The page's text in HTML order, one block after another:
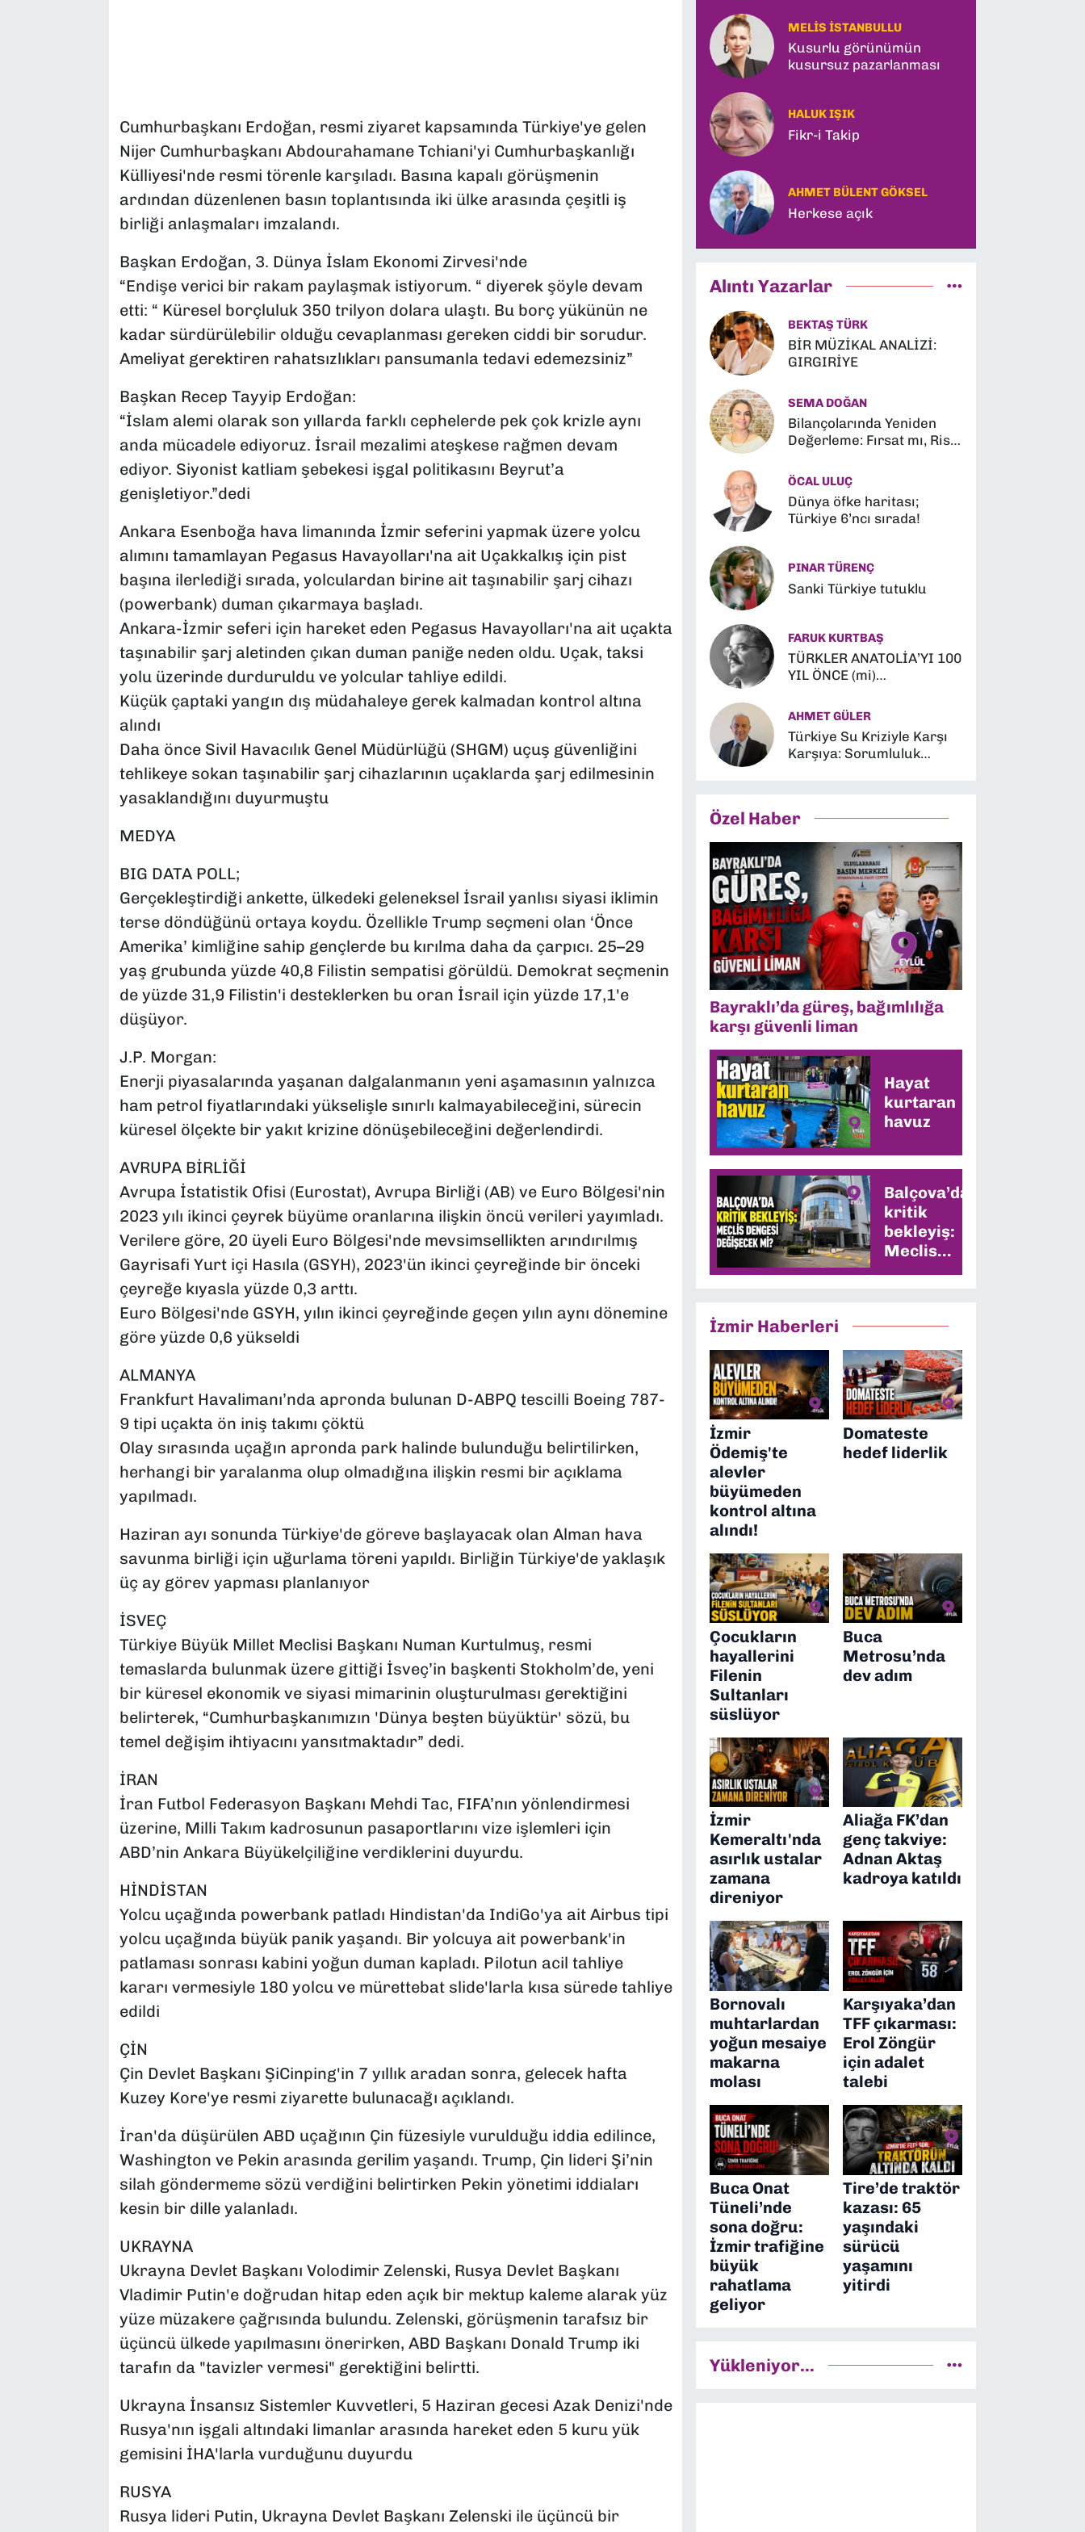
Cumhurbaşkanı Erdoğan, resmi ziyaret kapsamında Türkiye'ye gelen
Nijer Cumhurbaşkanı Abdourahamane Tchiani'yi Cumhurbaşkanlığı
Külliyesi'nde resmi törenle karşıladı. Basına kapalı görüşmenin
ardından düzenlenen basın toplantısında iki ülke arasında çeşitli iş
birliği anlaşmaları imzalandı.
Başkan Erdoğan, 3. Dünya İslam Ekonomi Zirvesi'nde
“Endişe verici bir rakam paylaşmak istiyorum. “ diyerek şöyle devam
etti: “ Küresel borçluluk 350 trilyon dolara ulaştı. Bu borç yükünün ne
kadar sürdürülebilir olduğu cevaplanması gereken ciddi bir sorudur.
Ameliyat gerektiren rahatsızlıkları pansumanla tedavi edemezsiniz”
Başkan Recep Tayyip Erdoğan:
“İslam alemi olarak son yıllarda farklı cephelerde pek çok krizle aynı
anda mücadele ediyoruz. İsrail mezalimi ateşkese rağmen devam
ediyor. Siyonist katliam şebekesi işgal politikasını Beyrut’a
genişletiyor.”dedi
Ankara Esenboğa hava limanında İzmir seferini yapmak üzere yolcu
alımını tamamlayan Pegasus Havayolları'na ait Uçakkalkış için pist
başına ilerlediği sırada, yolculardan birine ait taşınabilir şarj cihazı
(powerbank) duman çıkarmaya başladı.
Ankara-İzmir seferi için hareket eden Pegasus Havayolları'na ait uçakta
taşınabilir şarj aletinden çıkan duman paniğe neden oldu. Uçak, taksi
yolu üzerinde durduruldu ve yolcular tahliye edildi.
Küçük çaptaki yangın dış müdahaleye gerek kalmadan kontrol altına
alındı
Daha önce Sivil Havacılık Genel Müdürlüğü (SHGM) uçuş güvenliğini
tehlikeye sokan taşınabilir şarj cihazlarının uçaklarda şarj edilmesinin
yasaklandığını duyurmuştu
MEDYA
BIG DATA POLL;
Gerçekleştirdiği ankette, ülkedeki geleneksel İsrail yanlısı siyasi iklimin
terse döndüğünü ortaya koydu. Özellikle Trump seçmeni olan ‘Önce
Amerika’ kimliğine sahip gençlerde bu kırılma daha da çarpıcı. 25–29
yaş grubunda yüzde 40,8 Filistin sempatisi görüldü. Demokrat seçmenin
de yüzde 31,9 Filistin'i desteklerken bu oran İsrail için yüzde 17,1'e
düşüyor.
J.P. Morgan:
Enerji piyasalarında yaşanan dalgalanmanın yeni aşamasının yalnızca
ham petrol fiyatlarındaki yükselişle sınırlı kalmayabileceğini, sürecin
küresel ölçekte bir yakıt krizine dönüşebileceğini değerlendirdi.
AVRUPA BİRLİĞİ
Avrupa İstatistik Ofisi (Eurostat), Avrupa Birliği (AB) ve Euro Bölgesi'nin
2023 yılı ikinci çeyrek büyüme oranlarına ilişkin öncü verileri yayımladı.
Verilere göre, 20 üyeli Euro Bölgesi'nde mevsimsellikten arındırılmış
Gayrisafi Yurt içi Hasıla (GSYH), 2023'ün ikinci çeyreğinde bir önceki
çeyreğe kıyasla yüzde 0,3 arttı.
Euro Bölgesi'nde GSYH, yılın ikinci çeyreğinde geçen yılın aynı dönemine
göre yüzde 0,6 yükseldi
ALMANYA
Frankfurt Havalimanı’nda apronda bulunan D-ABPQ tescilli Boeing 787-
9 tipi uçakta ön iniş takımı çöktü
Olay sırasında uçağın apronda park halinde bulunduğu belirtilirken,
herhangi bir yaralanma olup olmadığına ilişkin resmi bir açıklama
yapılmadı.
Haziran ayı sonunda Türkiye'de göreve başlayacak olan Alman hava
savunma birliği için uğurlama töreni yapıldı. Birliğin Türkiye'de yaklaşık
üç ay görev yapması planlanıyor
İSVEÇ
Türkiye Büyük Millet Meclisi Başkanı Numan Kurtulmuş, resmi
temaslarda bulunmak üzere gittiği İsveç’in başkenti Stokholm’de, yeni
bir küresel ekonomik ve siyasi mimarinin oluşturulması gerektiğini
belirterek, “Cumhurbaşkanımızın 'Dünya beşten büyüktür' sözü, bu
temel değişim ihtiyacını yansıtmaktadır” dedi.
İRAN
İran Futbol Federasyon Başkanı Mehdi Tac, FIFA’nın yönlendirmesi
üzerine, Milli Takım kadrosunun pasaportlarını vize işlemleri için
ABD’nin Ankara Büyükelçiliğine verdiklerini duyurdu.
HİNDİSTAN
Yolcu uçağında powerbank patladı Hindistan'da IndiGo'ya ait Airbus tipi
yolcu uçağında büyük panik yaşandı. Bir yolcuya ait powerbank'in
patlaması sonrası kabini yoğun duman kapladı. Pilotun acil tahliye
kararı vermesiyle 180 yolcu ve mürettebat slide'larla kısa sürede tahliye
edildi
ÇİN
Çin Devlet Başkanı ŞiCinping'in 7 yıllık aradan sonra, gelecek hafta
Kuzey Kore'ye resmi ziyarette bulunacağı açıklandı.
İran'da düşürülen ABD uçağının Çin füzesiyle vurulduğu iddia edilince,
Washington ve Pekin arasında gerilim yaşandı. Trump, Çin lideri Şi’nin
silah göndermeme sözü verdiğini belirtirken Pekin yönetimi iddiaları
kesin bir dille yalanladı.
UKRAYNA
Ukrayna Devlet Başkanı Volodimir Zelenski, Rusya Devlet Başkanı
Vladimir Putin'e doğrudan hitap eden açık bir mektup kaleme alarak yüz
yüze müzakere çağrısında bulundu. Zelenski, görüşmenin tarafsız bir
üçüncü ülkede yapılmasını önerirken, ABD Başkanı Donald Trump iki
tarafın da "tavizler vermesi" gerektiğini belirtti.
Ukrayna İnsansız Sistemler Kuvvetleri, 5 Haziran gecesi Azak Denizi'nde
Rusya'nın işgali altındaki limanlar arasında hareket eden 5 kuru yük
gemisini İHA'larla vurduğunu duyurdu
RUSYA
Rusya lideri Putin, Ukrayna Devlet Başkanı Zelenski ile üçüncü bir
Kayyum ve Kerkük
MELIS İSTANBULLU
Kusurlu görünümün
kusursuz pazarlanması
HALUK IŞIK
Fikr-i Takip
AHMET BÜLENT GÖKSEL
Herkese açık
Alıntı Yazarlar
BEKTAŞ TÜRK
BİR MÜZİKAL ANALİZİ:
GIRGIRİYE
SEMA DOĞAN
Bilançolarında Yeniden
Değerleme: Fırsat mı, Risk
ÖCAL ULUÇ
Dünya öfke haritası;
Türkiye 6’ncı sırada!
PINAR TÜRENÇ
Sanki Türkiye tutuklu
FARUK KURTBAŞ
TÜRKLER ANATOLİA’YI 100
YIL ÖNCE (mi)
AHMET GÜLER
Türkiye Su Kriziyle Karşı
Karşıya: Sorumluluk
Özel Haber
Bayraklı’da güreş, bağımlılığa
karşı güvenli liman
Hayat
kurtaran
havuz
Balçova’da
kritik
bekleyiş:
Meclis
dengesi
İzmir Haberleri
İzmir
Ödemiş'te
alevler
büyümeden
kontrol altına
alındı!
Domateste
hedef liderlik
Çocukların
hayallerini
Filenin
Sultanları
süslüyor
Buca
Metrosu’nda
dev adım
İzmir
Kemeraltı'nda
asırlık ustalar
zamana
direniyor
Aliağa FK’dan
genç takviye:
Adnan Aktaş
kadroya katıldı
Bornovalı
muhtarlardan
yoğun mesaiye
makarna
molası
Karşıyaka’dan
TFF çıkarması:
Erol Zöngür
için adalet
talebi
Buca Onat
Tüneli’nde
sona doğru:
İzmir trafiğine
büyük
rahatlama
geliyor
Tire’de traktör
kazası: 65
yaşındaki
sürücü
yaşamını
yitirdi
Yükleniyor...
YEREL YÖNETİMLER